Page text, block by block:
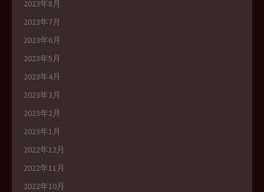
2023年8月
2023年7月
2023年6月
2023年5月
2023年4月
2023年3月
2023年2月
2023年1月
2022年12月
2022年11月
2022年10月